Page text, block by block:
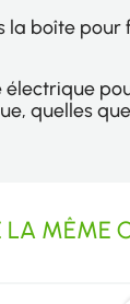
la boîte pour
électrique
quelles
LA MÊME